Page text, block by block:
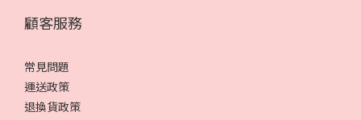
顧客服務
常見問題
運送政策
退換貨政策